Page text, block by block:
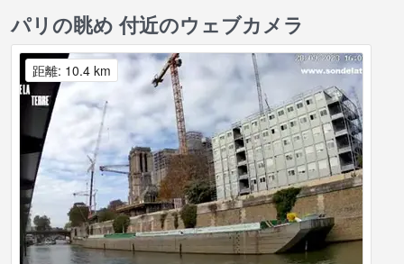
パリの眺め 付近のウェブカメラ
距離: 10.4 km